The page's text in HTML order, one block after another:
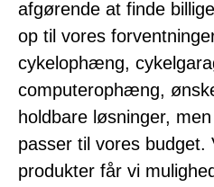
afgørende at finde
op til vores
cykelophæng,
computerophæng,
holdbare løsninger,
passer til vores budget.
produkter får vi